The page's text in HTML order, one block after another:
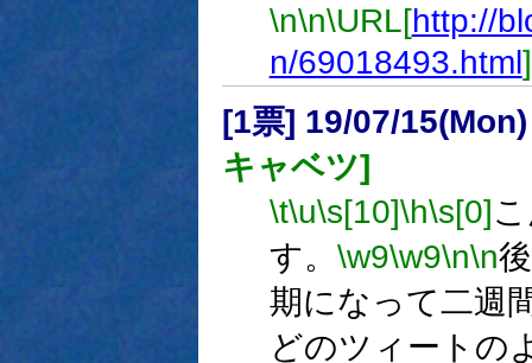
\n\n\URL[http://
n/69018493.html]
[1票] 19/07/
キャベツ]
\t\u\s[10]\h\s[0]
す。 \w9\w9\n\n
期になって二週
どのツィートの